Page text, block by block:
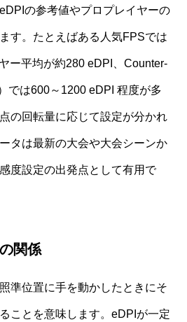
の参考値やプロプレイヤーの
す。たとえばある人気FPSでは
ー平均が約280 eDPI、Counter-
では600～1200 eDPI 程度が多
の回転量に応じて設定が分かれ
タは最新の大会や大会シーンか
度設定の出発点として有用で
関係
準位置に手を動かしたときにそ
ことを意味します。eDPIが一定